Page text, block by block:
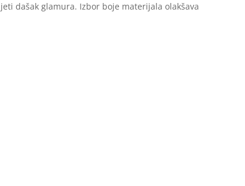
dašak glamura. Izbor boje materijala olakšava